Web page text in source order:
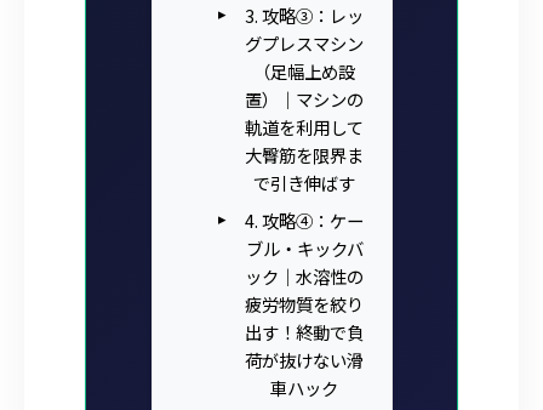
3. 攻略③：レッ
グプレスマシン
（足幅上め設
置）｜マシンの
軌道を利用して
大臀筋を限界ま
で引き伸ばす
4. 攻略④：ケー
ブル・キックバ
ック｜水溶性の
疲労物質を絞り
出す！終動で負
荷が抜けない滑
車ハック